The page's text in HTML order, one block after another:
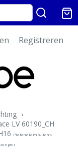
Registreren
›
LV 60190_CH
Plafondlamp-licht-